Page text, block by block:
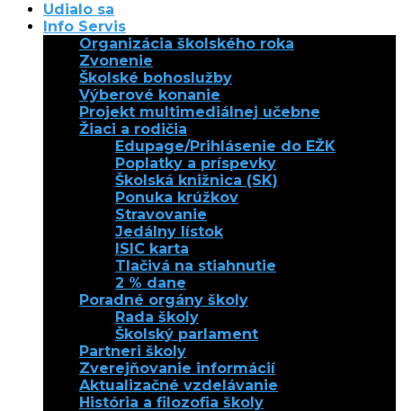
Udialo sa
Info Servis
Organizácia školského roka
Zvonenie
Školské bohoslužby
Výberové konanie
Projekt multimediálnej učebne
Žiaci a rodičia
Edupage/Prihlásenie do EŽK
Poplatky a príspevky
Školská knižnica (SK)
Ponuka krúžkov
Stravovanie
Jedálny lístok
ISIC karta
Tlačivá na stiahnutie
2 % dane
Poradné orgány školy
Rada školy
Školský parlament
Partneri školy
Zverejňovanie informácií
Aktualizačné vzdelávanie
História a filozofia školy